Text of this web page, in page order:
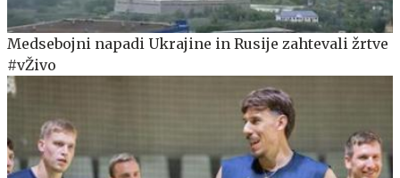
Medsebojni napadi Ukrajine in Rusije zahtevali žrtve
#vŽivo